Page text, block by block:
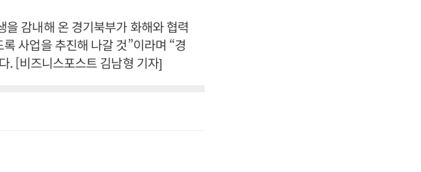
감내해 온 경기북부가 화해와 협력
사업을 추진해 나갈 것”이라며 “경
. [비즈니스포스트 김남형 기자]